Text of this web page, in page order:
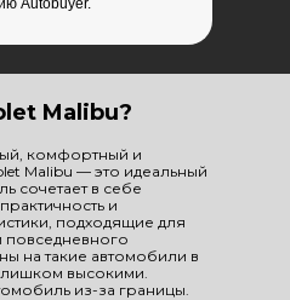
Autobuyer.
комфортный и
Malibu — это идеальный
сочетает в себе
и
подходящие для
повседневного
на такие автомобили в
высокими.
из-за границы.
Malibu?